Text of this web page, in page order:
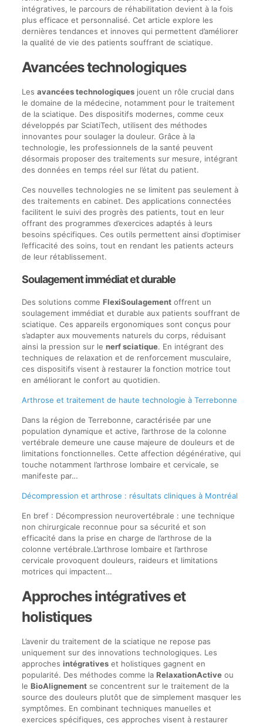
intégratives, le parcours de réhabilitation devient à la fois
plus efficace et personnalisé. Cet article explore les
dernières tendances et innoves qui permettent d’améliorer
la qualité de vie des patients souffrant de sciatique.
Avancées technologiques
Les avancées technologiquesjouent un rôle crucial dans
le domaine de la médecine, notamment pour le traitement
de la sciatique. Des dispositifs modernes, comme ceux
développés par SciatiTech, utilisent des méthodes
innovantes pour soulager la douleur. Grâce à la
technologie, les professionnels de la santé peuvent
désormais proposer des traitements sur mesure, intégrant
des données en temps réel sur l’état du patient.
Ces nouvelles technologies ne se limitent pas seulement à
des traitements en cabinet. Des applications connectées
facilitent le suivi des progrès des patients, tout en leur
offrant des programmes d’exercices adaptés à leurs
besoins spécifiques. Ces outils permettent ainsi d’optimiser
l’efficacité des soins, tout en rendant les patients acteurs
de leur rétablissement.
Soulagement immédiat et durable
Des solutions comme FlexiSoulagementoffrent un
soulagement immédiat et durable aux patients souffrant de
sciatique. Ces appareils ergonomiques sont conçus pour
s’adapter aux mouvements naturels du corps, réduisant
ainsi la pression sur le nerf sciatique. En intégrant des
techniques de relaxation et de renforcement musculaire,
ces dispositifs visent à restaurer la fonction motrice tout
en améliorant le confort au quotidien.
Arthrose et traitement de haute technologie à Terrebonne
Dans la région de Terrebonne, caractérisée par une
population dynamique et active, l’arthrose de la colonne
vertébrale demeure une cause majeure de douleurs et de
limitations fonctionnelles. Cette affection dégénérative, qui
touche notamment l’arthrose lombaire et cervicale, se
manifeste par…
Décompression et arthrose : résultats cliniques à Montréal
En bref : Décompression neurovertébrale : une technique
non chirurgicale reconnue pour sa sécurité et son
efficacité dans la prise en charge de l’arthrose de la
colonne vertébrale.L’arthrose lombaire et l’arthrose
cervicale provoquent douleurs, raideurs et limitations
motrices qui impactent…
Approches intégratives et
holistiques
L’avenir du traitement de la sciatique ne repose pas
uniquement sur des innovations technologiques. Les
approches intégrativeset holistiques gagnent en
popularité. Des méthodes comme la RelaxationActiveou
le BioAlignementse concentrent sur le traitement de la
source des douleurs plutôt que de simplement masquer les
symptômes. En combinant techniques manuelles et
exercices spécifiques, ces approches visent à restaurer